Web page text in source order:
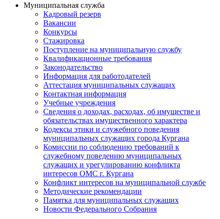
Муниципальная служба
Кадровый резерв
Вакансии
Конкурсы
Стажировка
Поступление на муниципальную службу
Квалификационные требования
Законодательство
Информация для работодателей
Аттестация муниципальных служащих
Контактная информация
Учебные учреждения
Сведения о доходах, расходах, об имуществе и
обязательствах имущественного характера
Кодексы этики и служебного поведения
муниципальных служащих города Кургана
Комиссии по соблюдению требований к
служебному поведению муниципальных
служащих и урегулированию конфликта
интересов ОМС г. Кургана
Конфликт интересов на муниципальной службе
Методические рекомендации
Памятка для муниципальных служащих
Новости Федерального Cобрания